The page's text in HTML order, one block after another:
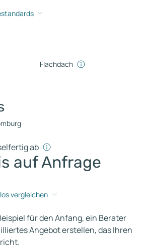
Flachdach
ab
auf Anfrage
vergleichen
für den Anfang, ein Berater
Angebot erstellen, das Ihren